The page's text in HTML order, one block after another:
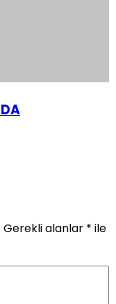
Gerekli alanlar * ile